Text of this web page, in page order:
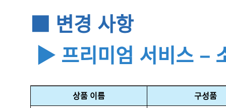
■ 변경 사항
▶ 프리미엄 서비스 –
상품 이름 구성품